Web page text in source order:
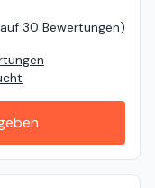
30 Bewertungen)